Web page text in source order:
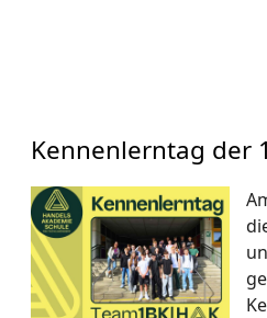
Kennenlerntag der